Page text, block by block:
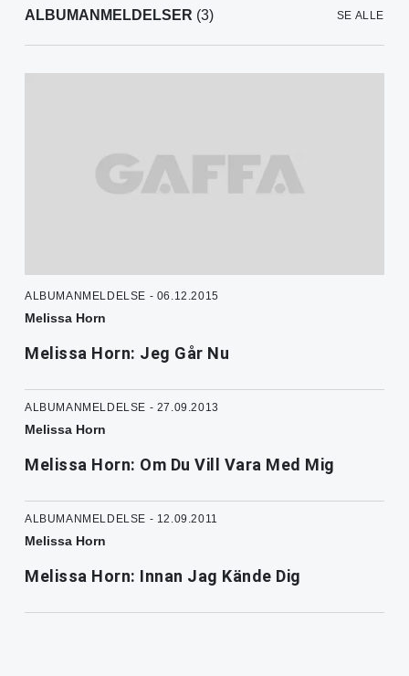
ALBUMANMELDELSER (3) SE ALLE
ALBUMANMELDELSE - 06.12.2015
Melissa Horn
Melissa Horn: Jeg Går Nu
ALBUMANMELDELSE - 27.09.2013
Melissa Horn
Melissa Horn: Om Du Vill Vara Med Mig
ALBUMANMELDELSE - 12.09.2011
Melissa Horn
Melissa Horn: Innan Jag Kände Dig